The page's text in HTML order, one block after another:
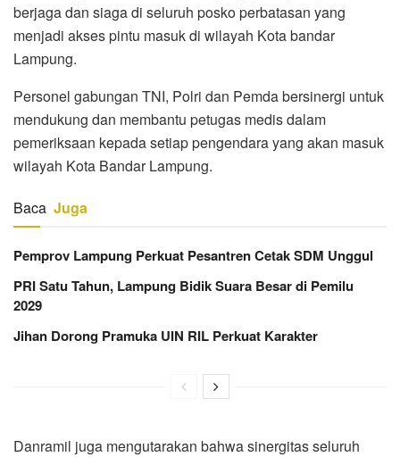
berjaga dan siaga di seluruh posko perbatasan yang
menjadi akses pintu masuk di wilayah Kota bandar
Lampung.
Personel gabungan TNI, Polri dan Pemda bersinergi untuk
mendukung dan membantu petugas medis dalam
pemeriksaan kepada setiap pengendara yang akan masuk
wilayah Kota Bandar Lampung.
Baca Juga
Pemprov Lampung Perkuat Pesantren Cetak SDM Unggul
PRI Satu Tahun, Lampung Bidik Suara Besar di Pemilu
2029
Jihan Dorong Pramuka UIN RIL Perkuat Karakter
Danramil juga mengutarakan bahwa sinergitas seluruh